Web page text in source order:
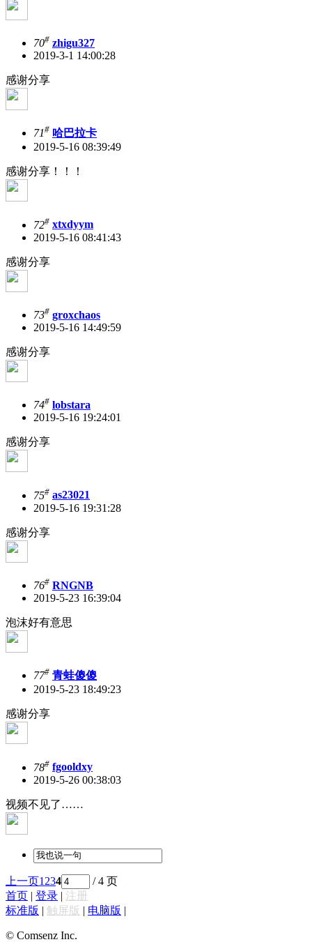
70# zhigu327
2019-3-1 14:00:28
感谢分享
71# 哈巴拉卡
2019-5-16 08:39:49
感谢分享！！！
72# xtxdyym
2019-5-16 08:41:43
感谢分享
73# groxchaos
2019-5-16 14:49:59
感谢分享
74# lobstara
2019-5-16 19:24:01
感谢分享
75# as23021
2019-5-16 19:31:28
感谢分享
76# RNGNB
2019-5-23 16:39:04
泡沫好有意思
77# 青蛙傻傻
2019-5-23 18:49:23
感谢分享
78# fgooldxy
2019-5-26 00:38:03
视频不见了……
上一页1 234
/ 4 页
首页 | 登录 | 注册
标准版 | 触屏版 | 电脑版 |
© Comsenz Inc.